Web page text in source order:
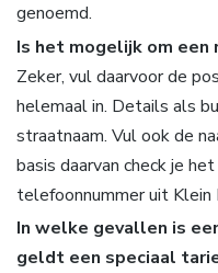
genoemd.
Is het mogelijk om een
Zeker, vul daarvoor de
helemaal in. Details als
straatnaam. Vul ook de
basis daarvan check je
telefoonnummer uit Klein
In welke gevallen is
geldt een speciaal